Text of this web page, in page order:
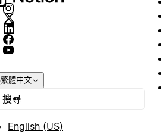
繁體中文
English (US)